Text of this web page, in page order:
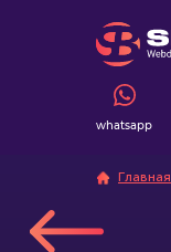
whatsapp
Главная